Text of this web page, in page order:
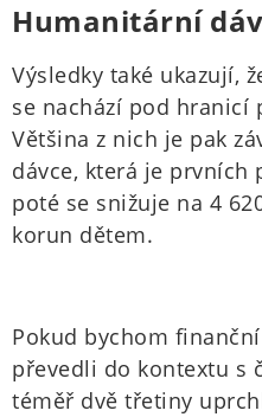
Humanitární
Výsledky také ukazují,
se nachází pod hranicí
Většina z nich je pak
dávce, která je prvních
poté se snižuje na 4
korun dětem.
Pokud bychom
převedli do kontextu s
téměř dvě třetiny